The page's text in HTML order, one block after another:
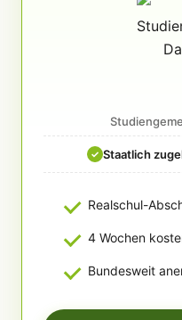
✓ Staatlich
Realschul-
4 Wochen
Bundesweit